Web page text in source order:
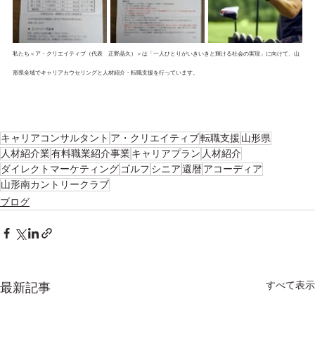
私たち＜ア・クリエイティブ（代表　正野晶久）＞は「一人ひとりがいきいきと輝ける社会の実現」に向けて、山
形県全域でキャリアカウセリングと人材紹介・転職支援を行っています。
キャリアコンサルタント ア・クリエイティブ転職支援 山形県
人材紹介業有料職業紹介事業キャリアプラン 人材紹介
ダイレクトマーケティング ゴルフ シニア還暦アコーディア
山形南カントリークラブ
ブログ
最新記事 すべて表示